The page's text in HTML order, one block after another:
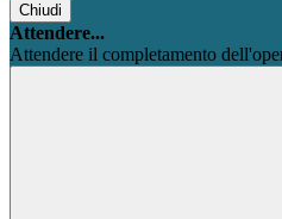
Chiudi
Attendere...
Attendere il completamento